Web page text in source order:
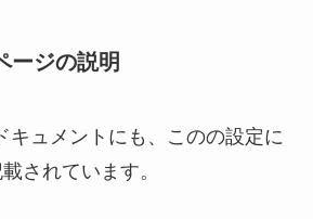
ージの説明
キュメントにも、このの設定に
されています。